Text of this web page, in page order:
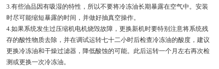
3.有些油品因有吸湿的特性，所以不要将冷冻油长期暴露在空气中。安装
时尽可能缩短暴露的时间，并做好抽真空操作。
4.如果系统发生过压缩机电机烧毁故障，更换新机时要特别注意将系统残
存的酸性物质去除，并在调试运转七十二小时后检查冷冻油的酸度，建议
更换冷冻油和干燥过滤器，降低酸蚀的可能。此后运转一个月左右再次检
测或更换一次冷冻油。